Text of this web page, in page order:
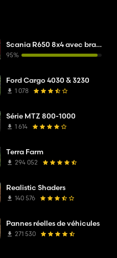
Scania R650 8x4 avec bras élévateur Joab
95%
Ford Cargo 4030 & 3230
1 078
Série MTZ 800-1000
1 614
Terra Farm
294 052
Realistic Shaders
140 576
Pannes réelles de véhicules
271 530